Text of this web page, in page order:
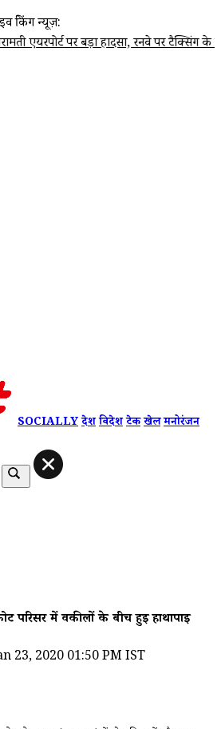
ब्रेकिंग न्यूज़:
बड़ा हादसा, रनवे पर टैक्सिंग के दौरान
SOCIALLYदेशविदेशटेकखेलमनोरंजन
में वकीलों के बीच हुई हाथापाई
23, 2020 01:50 PM IST